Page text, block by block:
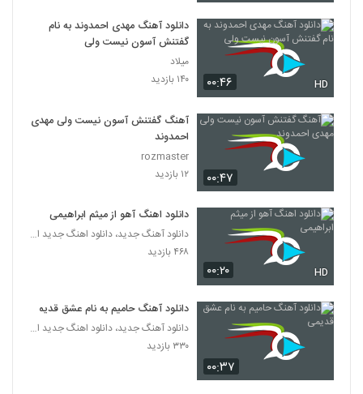
۰۰:۴۶ HD
دانلود آهنگ مهدی احمدوند به نام
گفتنش آسون نیست ولی
میلاد
۱۴۰ بازدید
۰۰:۴۷
آهنگ گفتنش آسون نیست ولی مهدی
احمدوند
rozmaster
۱۲ بازدید
۰۰:۲۰ HD
دانلود اهنگ آهو از میثم ابراهیمی
دانلود آهنگ جدید، دانلود اهنگ جدید ایرانی
۴۶۸ بازدید
۰۰:۳۷
دانلود آهنگ حامیم به نام عشق قدیمی
دانلود آهنگ جدید، دانلود اهنگ جدید ایرانی
۳۳۰ بازدید